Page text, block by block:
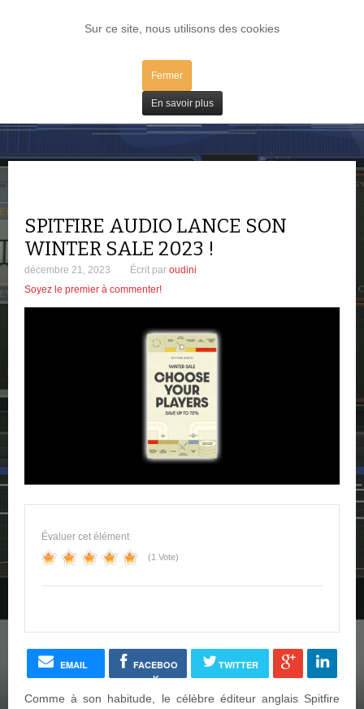
Sur ce site, nous utilisons des cookies
Fermer
En savoir plus
LOG IN
Bons Plans
SPITFIRE AUDIO LANCE SON
WINTER SALE 2023 !
décembre 21, 2023 Écrit par oudini
Soyez le premier à commenter!
Évaluer cet élément
(1 Vote)
EMAIL
FACEBOO
K
TWITTER
Comme à son habitude, le célèbre éditeur anglais Spitfire